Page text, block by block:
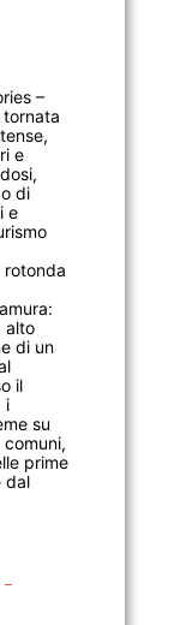
–
tornata
e
di
e
rotonda
alto
di un
il
i
su
prime
dal